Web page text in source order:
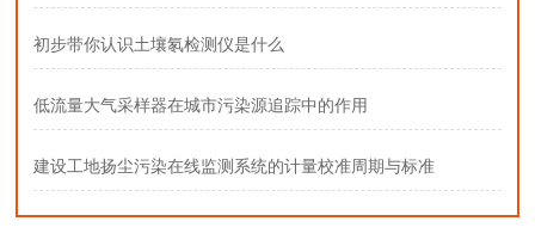
初步带你认识土壤氡检测仪是什么
低流量大气采样器在城市污染源追踪中的作用
建设工地扬尘污染在线监测系统的计量校准周期与标准